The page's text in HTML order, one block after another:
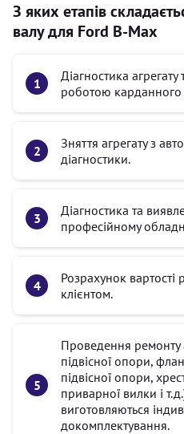
З яких етапів
валу для Ford B-Max
Діагностика агрегату
роботою карданного
Зняття агрегату з
діагностики.
Діагностика та
професійному
Розрахунок вартості
клієнтом.
Проведення ремонту
підвісної опори,
підвісної опори,
приварної вилки і
виготовляються
докомплектування.